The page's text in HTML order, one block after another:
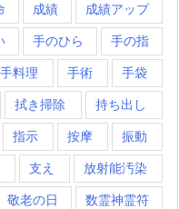
成績 成績アップ
手のひら 手の指
手料理 手術 手袋
拭き掃除 持ち出し
指示 按摩 振動
支え 放射能汚染
敬老の日 数霊神霊符